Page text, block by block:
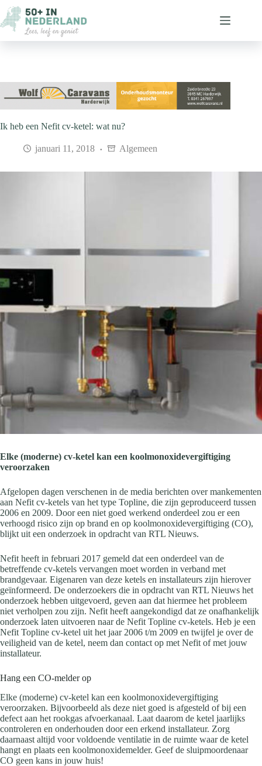
naar
de
inhoud
Ik heb een Nefit cv-ketel: wat nu?
januari 11, 2018 Algemeen
Elke (moderne) cv-ketel kan een koolmonoxidevergiftiging
veroorzaken
Afgelopen dagen verschenen in de media berichten over mankementen
aan Nefit cv-ketels van het type Topline, die zijn geproduceerd tussen
2006 en 2009. Door een niet goed werkend onderdeel zou er een
verhoogd risico zijn op brand en op koolmonoxidevergiftiging (CO),
blijkt uit een onderzoek in opdracht van RTL Nieuws.
Nefit heeft in februari 2017 gemeld dat een onderdeel van de
betreffende cv-ketels vervangen moet worden in verband met
brandgevaar. Eigenaren van deze ketels en installateurs zijn hierover
geïnformeerd. De onderzoekers die in opdracht van RTL Nieuws het
onderzoek hebben uitgevoerd, geven aan dat hiermee het probleem
niet verholpen zou zijn. Nefit heeft aangekondigd dat ze onafhankelijk
onderzoek laten uitvoeren naar de Nefit Topline cv-ketels. Heb je een
Nefit Topline cv-ketel uit het jaar 2006 t/m 2009 en twijfel je over de
veiligheid van de ketel, neem dan contact op met Nefit of met jouw
installateur.
Hang een CO-melder op
Elke (moderne) cv-ketel kan een koolmonoxidevergiftiging
veroorzaken. Bijvoorbeeld als deze niet goed is afgesteld of bij een
defect aan het rookgas afvoerkanaal. Laat daarom de ketel jaarlijks
controleren en onderhouden door een erkend installateur. Zorg
daarnaast altijd voor voldoende ventilatie in de ruimte waar de ketel
hangt en plaats een koolmonoxidemelder. Geef de sluipmoordenaar
CO geen kans in jouw huis!